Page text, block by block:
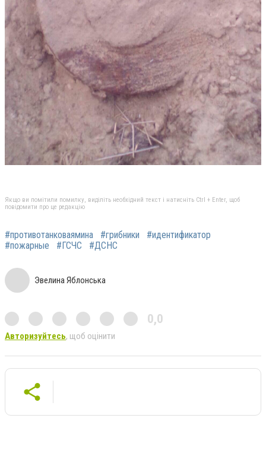
Якщо ви помітили помилку, виділіть необхідний текст і натисніть Ctrl + Enter, щоб
повідомити про це редакцію
#противотанковаямина #грибники
#идентификатор
#пожарные
#ГСЧС #ДСНС
Эвелина Яблонська
0,0
Авторизуйтесь, щоб оцінити